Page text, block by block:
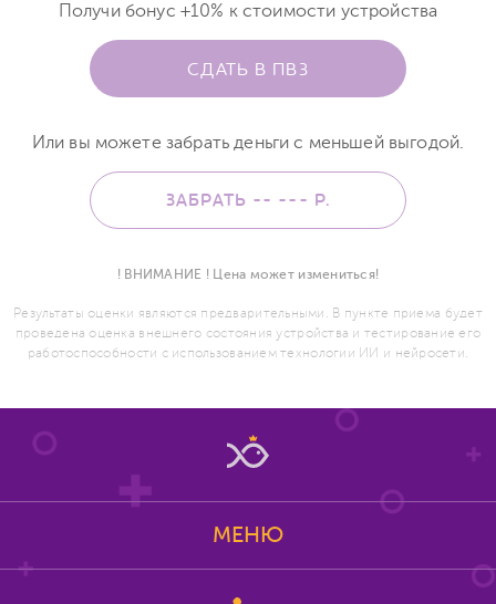
Получи бонус +10% к стоимости устройства
СДАТЬ В ПВЗ
Или вы можете забрать деньги с меньшей выгодой.
ЗАБРАТЬ -- --- Р.
! ВНИМАНИЕ ! Цена может измениться!
Результаты оценки являются предварительными. В пункте приема будет
проведена оценка внешнего состояния устройства и тестирование его
работоспособности с использованием технологии ИИ и нейросети.
МЕНЮ